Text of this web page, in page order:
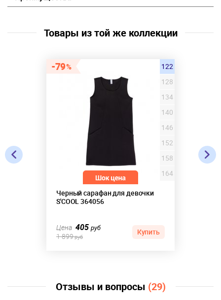
*Свободный крой не сковывает движений ребенка
Товары из той же коллекции
79
Черный сарафан для девочки
S'COOL 364056
122
128
134
140
146
152
158
164
Цена 405руб
1 899руб
Купить
Отзывы и вопросы (29)